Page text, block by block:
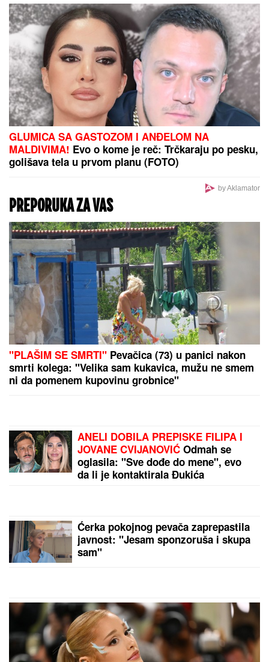
NAŠ GLUMAC (65) OŽENIO 32
GODINE MLAĐU KOLEGINICU
Upoznala ga dok je bila na fakultetu,
a sada pokazala čime se bavi pored
glume
OBA TIMA DAJU GOL:Evo današnjih predloga za
igru "GG"
Španski velikan zove Bolomboja
GLUMICA SA GASTOZOM I ANĐELOM NA
MALDIVIMA!Evo o kome je reč: Trčkaraju po pesku,
golišava tela u prvom planu (FOTO)
PREPORUKA ZA VAS